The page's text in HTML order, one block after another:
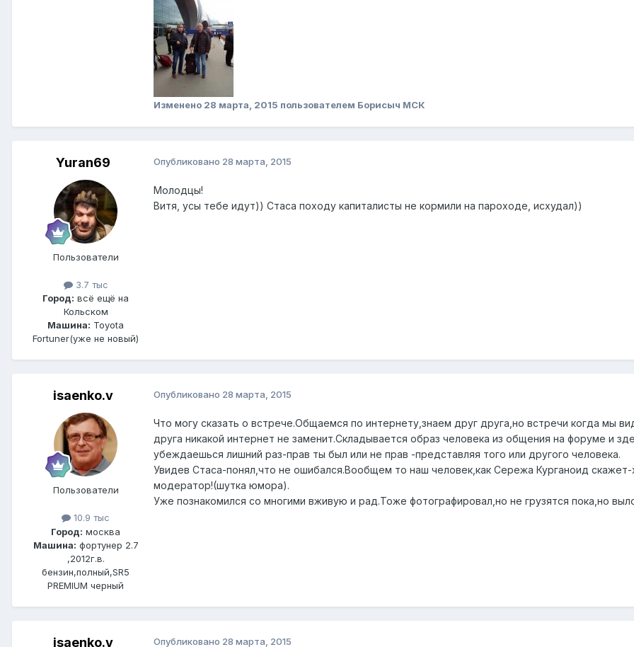
Изменено 28 марта, 2015 пользователем Борисыч МСК
Yuran69
Пользователи
3.7 тыс
Город: всё ещё на
Кольском
Машина: Toyota
Fortuner(уже не новый)
Опубликовано 28 марта, 2015
Молодцы!
Витя, усы тебе идут)) Стаса походу капиталисты не кормили на пароходе, исхудал))
isaenko.v
Пользователи
10.9 тыс
Город: москва
Машина: фортунер 2.7
,2012г.в.
бензин,полный,SR5
PREMIUM черный
Опубликовано 28 марта, 2015
Что могу сказать о встрече.Общаемся по интернету,знаем друг друга,но встречи когда мы
друга никакой интернет не заменит.Складывается образ человека из общения на форуме и
убеждаешься лишний раз-прав ты был или не прав -представляя того или другого человека.
Увидев Стаса-понял,что не ошибался.Вообщем то наш человек,как Сережа Курганоид скажет-
модератор!(шутка юмора).
Уже познакомился со многими вживую и рад.Тоже фотографировал,но не грузятся пока,но
isaenko.v Опубликовано 28 марта, 2015